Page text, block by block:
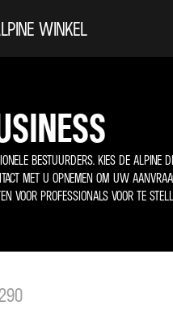
WINKEL
BESTUURDERS. KIES DE ALPINE
MET U OPNEMEN OM UW
VOOR PROFESSIONALS VOOR TE